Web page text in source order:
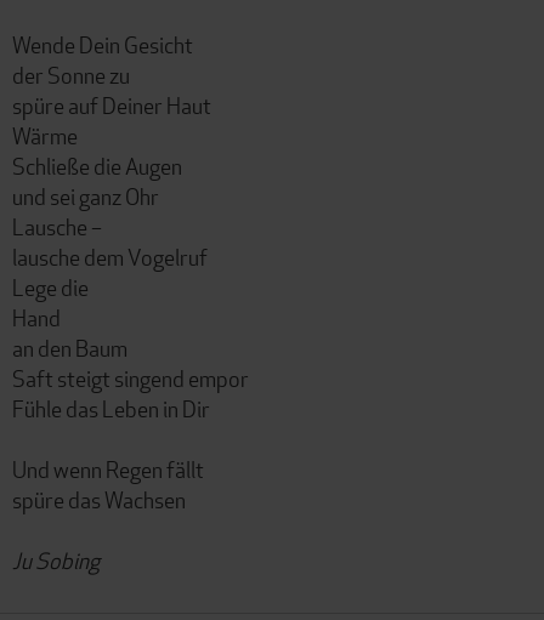
Wende Dein Gesicht
der Sonne zu
spüre auf Deiner Haut
Wärme
Schließe die Augen
und sei ganz Ohr
Lausche –
lausche dem Vogelruf
Lege die
Hand
an den Baum
Saft steigt singend empor
Fühle das Leben in Dir
Und wenn Regen fällt
spüre das Wachsen
Ju Sobing